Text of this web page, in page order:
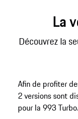
La
Découvrez la
Afin de profiter
2 versions sont
pour la 993